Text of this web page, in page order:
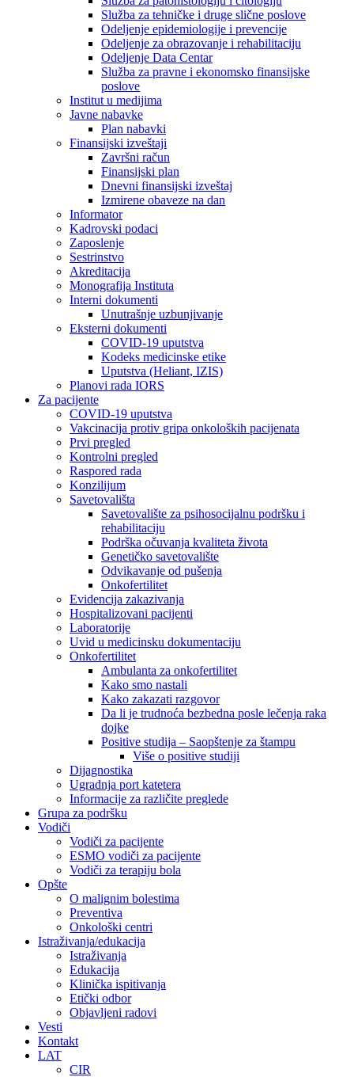
Služba za tehničke i druge slične poslove
Odeljenje epidemiologije i prevencije
Odeljenje za obrazovanje i rehabilitaciju
Odeljenje Data Centar
Služba za pravne i ekonomsko finansijske
poslove
Institut u medijima
Javne nabavke
Plan nabavki
Finansijski izveštaji
Završni račun
Finansijski plan
Dnevni finansijski izveštaj
Izmirene obaveze na dan
Informator
Kadrovski podaci
Zaposlenje
Sestrinstvo
Akreditacija
Monografija Instituta
Interni dokumenti
Unutrašnje uzbunjivanje
Eksterni dokumenti
COVID-19 uputstva
Kodeks medicinske etike
Uputstva (Heliant, IZIS)
Planovi rada IORS
Za pacijente
COVID-19 uputstva
Vakcinacija protiv gripa onkoloških pacijenata
Prvi pregled
Kontrolni pregled
Raspored rada
Konzilijum
Savetovališta
Savetovalište za psihosocijalnu podršku i
rehabilitaciju
Podrška očuvanja kvaliteta života
Genetičko savetovalište
Odvikavanje od pušenja
Onkofertilitet
Evidencija zakazivanja
Hospitalizovani pacijenti
Laboratorije
Uvid u medicinsku dokumentaciju
Onkofertilitet
Ambulanta za onkofertilitet
Kako smo nastali
Kako zakazati razgovor
Da li je trudnoća bezbedna posle lečenja raka
dojke
Positive studija – Saopštenje za štampu
Više o positive studiji
Dijagnostika
Ugradnja port katetera
Informacije za različite preglede
Grupa za podršku
Vodiči
Vodiči za pacijente
ESMO vodiči za pacijente
Vodiči za terapiju bola
Opšte
O malignim bolestima
Preventiva
Onkološki centri
Istraživanja/edukacija
Istraživanja
Edukacija
Klinička ispitivanja
Etički odbor
Objavljeni radovi
Vesti
Kontakt
LAT
CIR